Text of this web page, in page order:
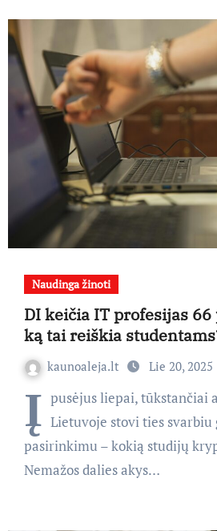
Naudinga žinoti
DI keičia IT profesijas
ką tai reiškia
kaunoaleja.lt Lie 20, 2025
Į pusėjus liepai, tūkstančiai
Lietuvoje stovi ties
pasirinkimu – kokią studijų
Nemažos dalies akys…